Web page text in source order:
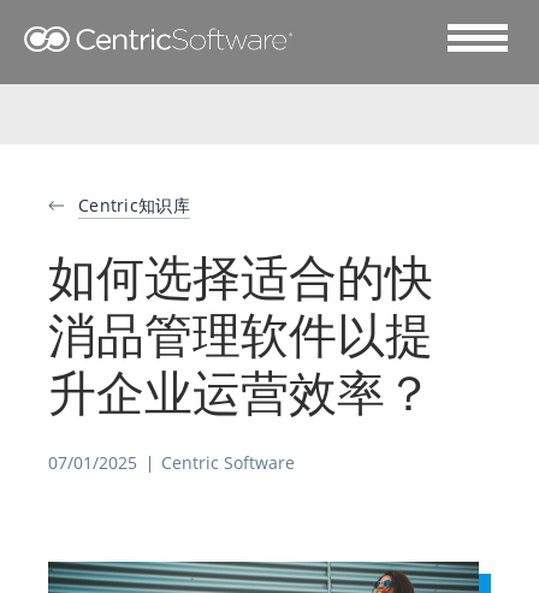
Centric知识库
如何选择适合的快
消品管理软件以提
升企业运营效率？
07/01/2025 Centric Software